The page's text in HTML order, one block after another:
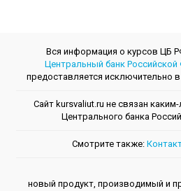
Вся информация о курсов ЦБ
Центральный банк
предоставляется исключительно
Сайт kursvaliut.ru не связан
Центрального банкa
Смотрите также:
новый продукт, производимый и